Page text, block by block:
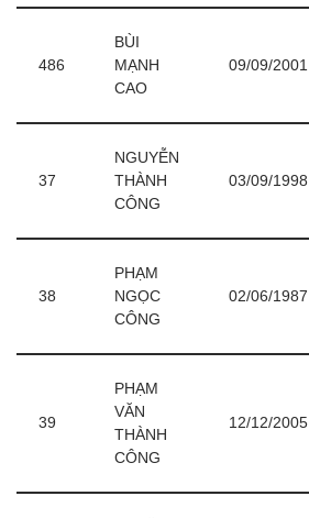
486
BÙI
MẠNH
CAO
09/09/2001
37
NGUYỄN
THÀNH
CÔNG
03/09/1998
38
PHẠM
NGỌC
CÔNG
02/06/1987
39
PHẠM
VĂN
THÀNH
CÔNG
12/12/2005